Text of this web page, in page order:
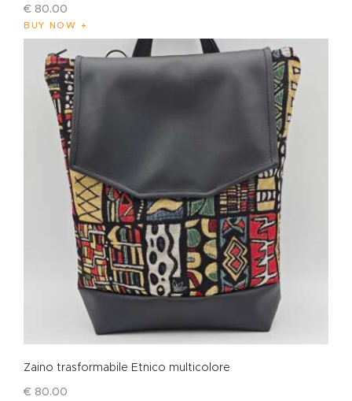
€ 80.00
BUY NOW
Zaino trasformabile Etnico multicolore
€ 80.00